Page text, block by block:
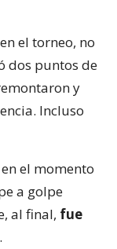
el torneo, no
dos puntos de
y
Incluso
el momento
a golpe
al final, fue
.